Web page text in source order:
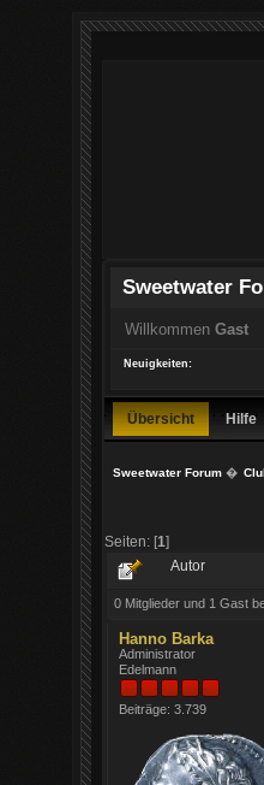
Sweetwater
Willkommen Gast
Neuigkeiten:
Übersicht Hilfe
Sweetwater Forum�
Seiten: [1]
Autor
0 Mitglieder und 1 Gast
Hanno Barka
Administrator
Edelmann
Beiträge: 3.739